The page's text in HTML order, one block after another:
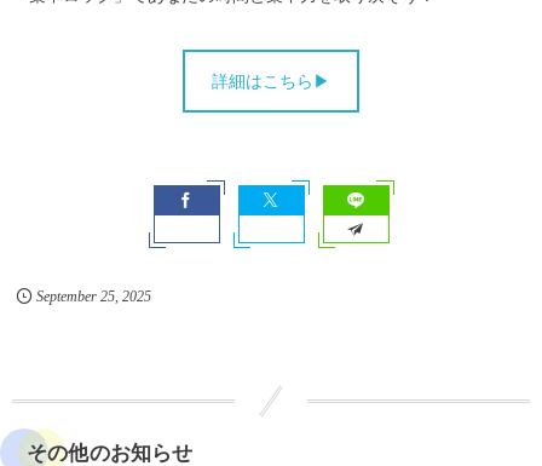
詳細はこちら▶
September 25, 2025
その他のお知らせ